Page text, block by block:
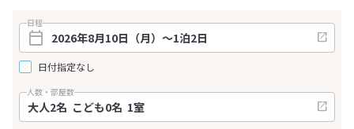
日程
日付指定なし
人数・部屋数